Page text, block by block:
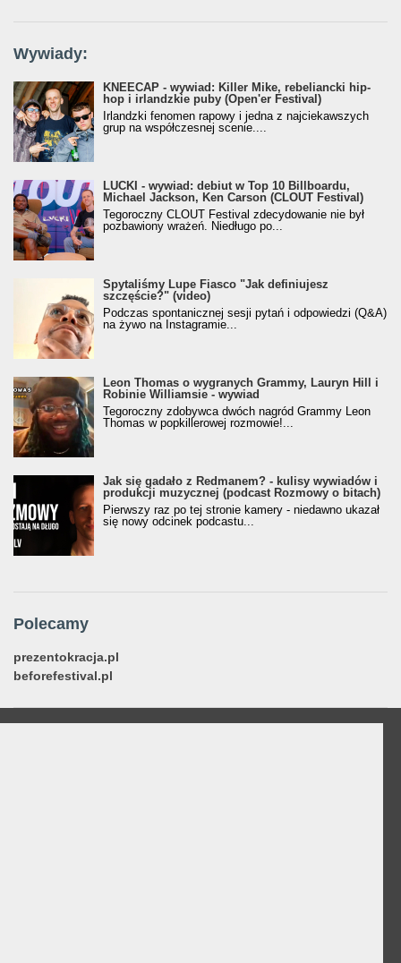
Wywiady:
KNEECAP - wywiad: Killer Mike, rebeliancki hip-
hop i irlandzkie puby (Open'er Festival)
Irlandzki fenomen rapowy i jedna z najciekawszych
grup na współczesnej scenie....
LUCKI - wywiad: debiut w Top 10 Billboardu,
Michael Jackson, Ken Carson (CLOUT Festival)
Tegoroczny CLOUT Festival zdecydowanie nie był
pozbawiony wrażeń. Niedługo po...
Spytaliśmy Lupe Fiasco "Jak definiujesz
szczęście?" (video)
Podczas spontanicznej sesji pytań i odpowiedzi (Q&A)
na żywo na Instagramie...
Leon Thomas o wygranych Grammy, Lauryn Hill i
Robinie Williamsie - wywiad
Tegoroczny zdobywca dwóch nagród Grammy Leon
Thomas w popkillerowej rozmowie!...
Jak się gadało z Redmanem? - kulisy wywiadów i
produkcji muzycznej (podcast Rozmowy o bitach)
Pierwszy raz po tej stronie kamery - niedawno ukazał
się nowy odcinek podcastu...
Polecamy
prezentokracja.pl
beforefestival.pl